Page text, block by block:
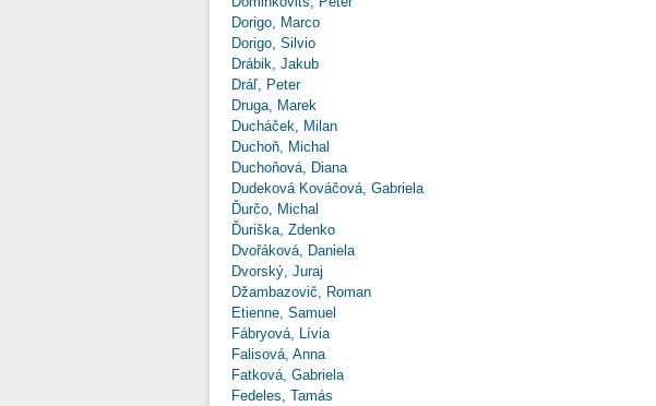
Dorigo, Marco
Dorigo, Silvio
Drábik, Jakub
Dráľ, Peter
Druga, Marek
Ducháček, Milan
Duchoň, Michal
Duchoňová, Diana
Dudeková Kováčová, Gabriela
Ďurčo, Michal
Ďuriška, Zdenko
Dvořáková, Daniela
Dvorský, Juraj
Džambazovič, Roman
Etienne, Samuel
Fábryová, Lívia
Falisová, Anna
Fatková, Gabriela
Fedeles, Tamás